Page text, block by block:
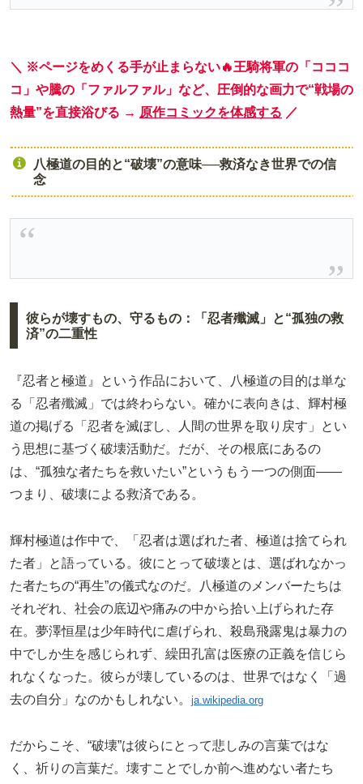
＼ ※ページをめくる手が止まらない🔥王騎将軍の「コココ
コ」や騰の「ファルファル」など、圧倒的な画力で“戦場の
熱量”を直接浴びる → 原作コミックを体感する ／
八極道の目的と“破壊”の意味──救済なき世界での信
念
彼らが壊すもの、守るもの：「忍者殲滅」と“孤独の救
済”の二重性
『忍者と極道』という作品において、八極道の目的は単な
る「忍者殲滅」では終わらない。確かに表向きは、輝村極
道の掲げる「忍者を滅ぼし、人間の世界を取り戻す」とい
う思想に基づく破壊活動だ。だが、その根底にあるの
は、“孤独な者たちを救いたい”というもう一つの側面――
つまり、破壊による救済である。
輝村極道は作中で、「忍者は選ばれた者、極道は捨てられ
た者」と語っている。彼にとって破壊とは、選ばれなかっ
た者たちの“再生”の儀式なのだ。八極道のメンバーたちは
それぞれ、社会の底辺や痛みの中から拾い上げられた存
在。夢澤恒星は少年時代に虐げられ、殺島飛露鬼は暴力の
中でしか生を感じられず、繰田孔富は医療の正義を信じら
れなくなった。彼らが壊しているのは、世界ではなく「過
去の自分」なのかもしれない。 ja.wikipedia.org
だからこそ、“破壊”は彼らにとって悲しみの言葉ではな
く、祈りの言葉だ。壊すことでしか前へ進めない者たち